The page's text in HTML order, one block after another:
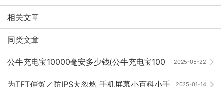
相关文章
同类文章
2025-05-22
公牛充电宝10000毫安多少钱(公牛充电宝100
00毫安充满电多长时间)10000毫安的充电宝能充手机几
2025-01-14
为TFT伸冤／防IPS大忽悠 手机屏幕小百科小手